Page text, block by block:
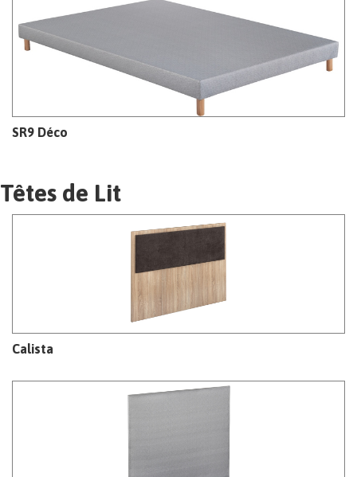
SR9 Déco
Têtes de Lit
Calista